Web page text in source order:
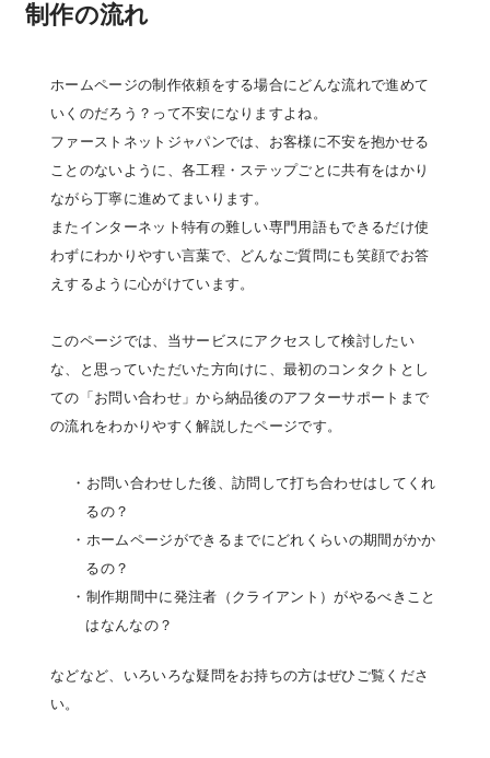
制作の流れ
ホームページの制作依頼をする場合にどんな流れで進めて
いくのだろう？って不安になりますよね。
ファーストネットジャパンでは、お客様に不安を抱かせる
ことのないように、各工程・ステップごとに共有をはかり
ながら丁寧に進めてまいります。
またインターネット特有の難しい専門用語もできるだけ使
わずにわかりやすい言葉で、どんなご質問にも笑顔でお答
えするように心がけています。
このページでは、当サービスにアクセスして検討したい
な、と思っていただいた方向けに、最初のコンタクトとし
ての「お問い合わせ」から納品後のアフターサポートまで
の流れをわかりやすく解説したページです。
・お問い合わせした後、訪問して打ち合わせはしてくれ
るの？
・ホームページができるまでにどれくらいの期間がかか
るの？
・制作期間中に発注者（クライアント）がやるべきこと
はなんなの？
などなど、いろいろな疑問をお持ちの方はぜひご覧くださ
い。